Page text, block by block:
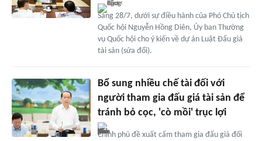
Sáng 28/7, dưới sự điều hành của Phó Chủ tịch
Quốc hội Nguyễn Hồng Diên, Ủy ban Thường
vụ Quốc hội cho ý kiến về dự án Luật Đấu giá
tài sản (sửa đổi).
Bổ sung nhiều chế tài đối với
người tham gia đấu giá tài sản để
tránh bỏ cọc, 'cò mồi' trục lợi
Chính phủ đề xuất cấm tham gia đấu giá đối